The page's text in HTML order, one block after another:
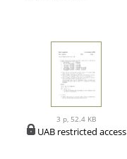
3 p, 52.4 KB
UAB restricted access